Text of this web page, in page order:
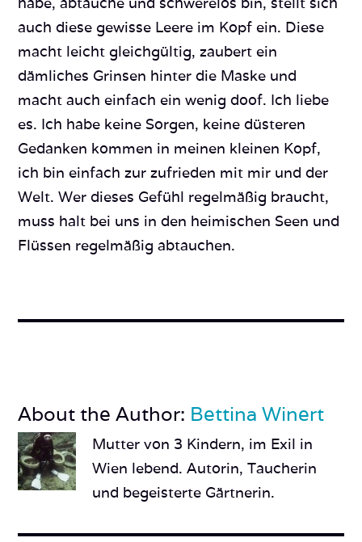
auch diese gewisse Leere im Kopf ein. Diese
macht leicht gleichgültig, zaubert ein
dämliches Grinsen hinter die Maske und
macht auch einfach ein wenig doof. Ich liebe
es. Ich habe keine Sorgen, keine düsteren
Gedanken kommen in meinen kleinen Kopf,
ich bin einfach zur zufrieden mit mir und der
Welt. Wer dieses Gefühl regelmäßig braucht,
muss halt bei uns in den heimischen Seen und
Flüssen regelmäßig abtauchen.
About the Author: Bettina Winert
Mutter von 3 Kindern, im Exil in
Wien lebend. Autorin, Taucherin
und begeisterte Gärtnerin.